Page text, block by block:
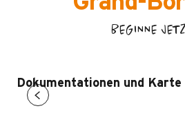
BEGINNE
Dokumentationen und Karte